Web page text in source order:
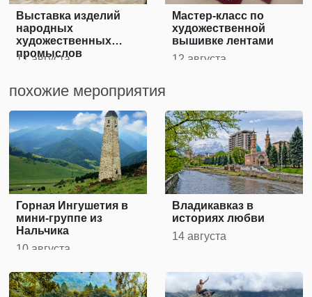
Выставка изделий
народных
художественных
промыслов
11 августа
Мастер-класс по
художественной
вышивке лентами
12 августа
похожие мероприятия
Горная Ингушетия в
мини-группе из
Нальчика
10 августа
Владикавказ в
историях любви
14 августа